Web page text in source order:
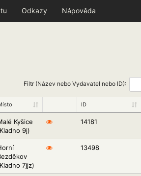
Odkazy Nápověda
Filtr (Název nebo Vydavatel nebo ID):
ID
Kyšice
9j)
14181
7jjz)
13498